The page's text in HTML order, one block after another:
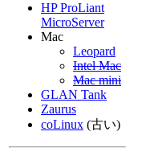
HP ProLiant
MicroServer
Mac
Leopard
Intel Mac
Mac mini
GLAN Tank
Zaurus
coLinux (古い)